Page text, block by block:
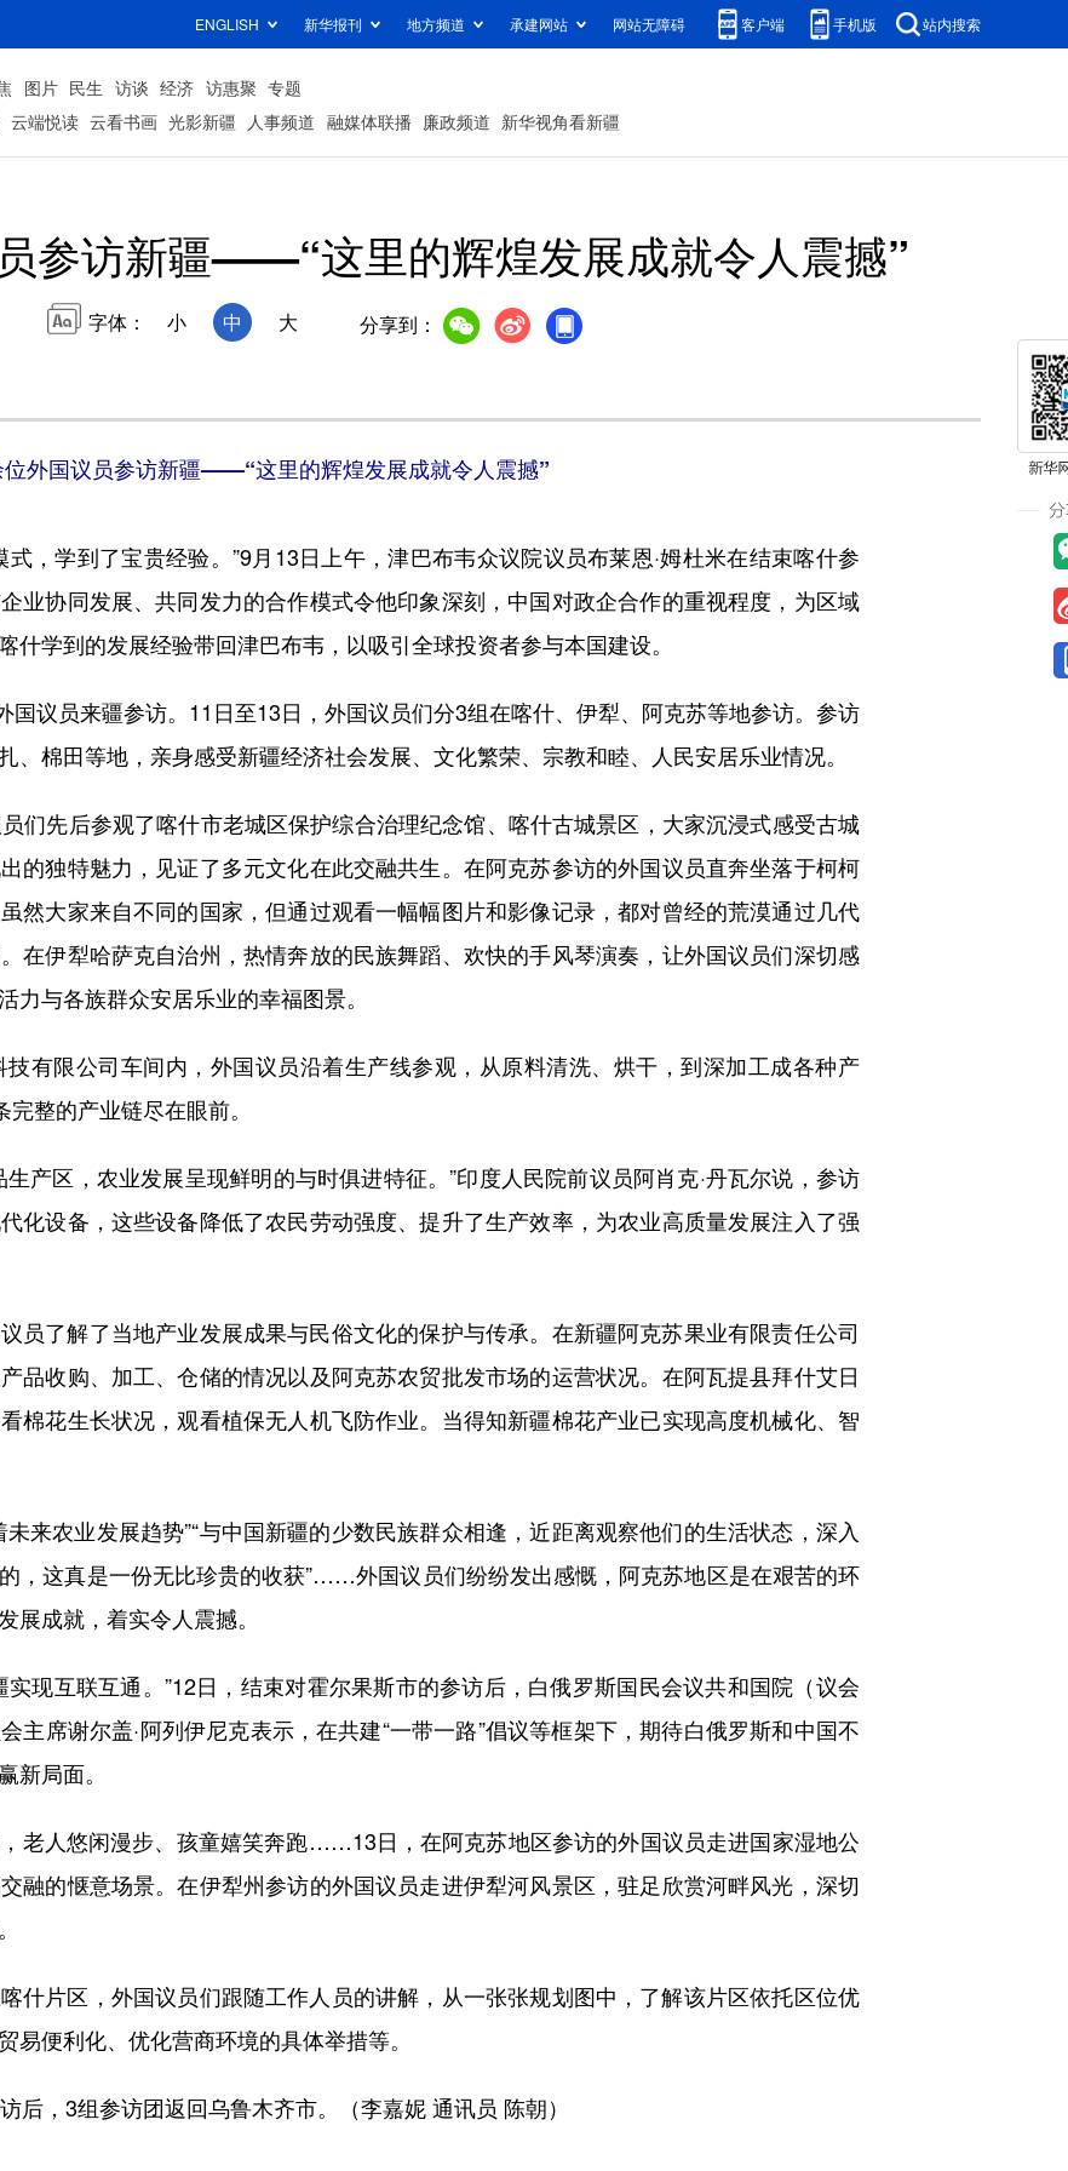
ENGLISH 新华报刊 地方频道 承建网站 网站无障碍 客户端 手机版 站内搜索
图片 民生 访谈 经济 访惠聚 专题
云端悦读 云看书画 光影新疆 人事频道 融媒体联播 廉政频道 新华视角看新疆
参访新疆——“这里的辉煌发展成就令人震撼”
字体： 小 中 大 分享到：
位外国议员参访新疆——“这里的辉煌发展成就令人震撼”
学到了宝贵经验。”9月13日上午，津巴布韦众议院议员布莱恩·姆杜米在结束喀什参
业协同发展、共同发力的合作模式令他印象深刻，中国对政企合作的重视程度，为区域
什学到的发展经验带回津巴布韦，以吸引全球投资者参与本国建设。
议员来疆参访。11日至13日，外国议员们分3组在喀什、伊犁、阿克苏等地参访。参访
、棉田等地，亲身感受新疆经济社会发展、文化繁荣、宗教和睦、人民安居乐业情况。
先后参观了喀什市老城区保护综合治理纪念馆、喀什古城景区，大家沉浸式感受古城
的独特魅力，见证了多元文化在此交融共生。在阿克苏参访的外国议员直奔坐落于柯柯
然大家来自不同的国家，但通过观看一幅幅图片和影像记录，都对曾经的荒漠通过几代
在伊犁哈萨克自治州，热情奔放的民族舞蹈、欢快的手风琴演奏，让外国议员们深切感
与各族群众安居乐业的幸福图景。
限公司车间内，外国议员沿着生产线参观，从原料清洗、烘干，到深加工成各种产
整的产业链尽在眼前。
区，农业发展呈现鲜明的与时俱进特征。”印度人民院前议员阿肖克·丹瓦尔说，参访
化设备，这些设备降低了农民劳动强度、提升了生产效率，为农业高质量发展注入了强
了解了当地产业发展成果与民俗文化的保护与传承。在新疆阿克苏果业有限责任公司
品收购、加工、仓储的情况以及阿克苏农贸批发市场的运营状况。在阿瓦提县拜什艾日
棉花生长状况，观看植保无人机飞防作业。当得知新疆棉花产业已实现高度机械化、智
农业发展趋势”“与中国新疆的少数民族群众相逢，近距离观察他们的生活状态，深入
，这真是一份无比珍贵的收获”……外国议员们纷纷发出感慨，阿克苏地区是在艰苦的环
成就，着实令人震撼。
互联互通。”12日，结束对霍尔果斯市的参访后，白俄罗斯国民会议共和国院（议会
主席谢尔盖·阿列伊尼克表示，在共建“一带一路”倡议等框架下，期待白俄罗斯和中国不
新局面。
人悠闲漫步、孩童嬉笑奔跑……13日，在阿克苏地区参访的外国议员走进国家湿地公
融的惬意场景。在伊犁州参访的外国议员走进伊犁河风景区，驻足欣赏河畔风光，深切
片区，外国议员们跟随工作人员的讲解，从一张张规划图中，了解该片区依托区位优
便利化、优化营商环境的具体举措等。
，3组参访团返回乌鲁木齐市。（李嘉妮 通讯员 陈朝）